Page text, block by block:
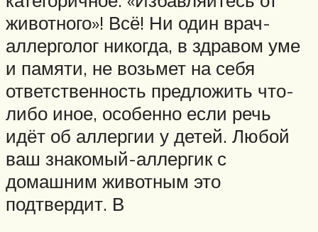
животного»! Всё! Ни один врач-
аллерголог никогда, в здравом уме
и памяти, не возьмет на себя
ответственность предложить что-
либо иное, особенно если речь
идёт об аллергии у детей. Любой
ваш знакомый-аллергик с
домашним животным это
подтвердит. В